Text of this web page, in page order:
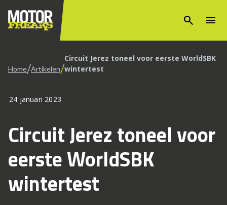
search menu
Home/Artikelen/Circuit Jerez toneel voor eerste WorldSBK
wintertest
24 januari 2023
Circuit Jerez toneel voor
eerste WorldSBK
wintertest